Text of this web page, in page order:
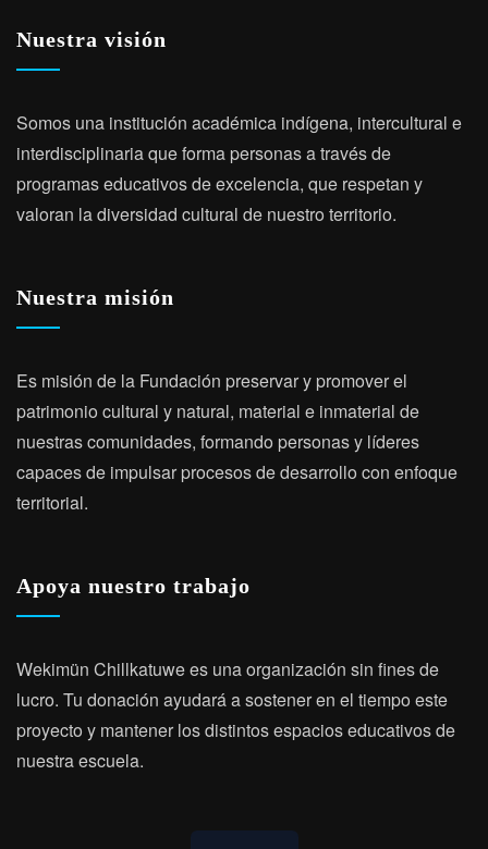
Nuestra visión
Somos una institución académica indígena, intercultural e
interdisciplinaria que forma personas a través de
programas educativos de excelencia, que respetan y
valoran la diversidad cultural de nuestro territorio.
Nuestra misión
Es misión de la Fundación preservar y promover el
patrimonio cultural y natural, material e inmaterial de
nuestras comunidades, formando personas y líderes
capaces de impulsar procesos de desarrollo con enfoque
territorial.
Apoya nuestro trabajo
Wekimün Chillkatuwe es una organización sin fines de
lucro. Tu donación ayudará a sostener en el tiempo este
proyecto y mantener los distintos espacios educativos de
nuestra escuela.